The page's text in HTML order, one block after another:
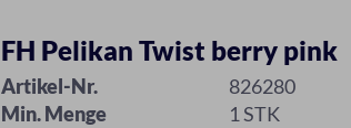
FH Pelikan Twist berry pink
Artikel-Nr.
826280
Min. Menge
1 STK